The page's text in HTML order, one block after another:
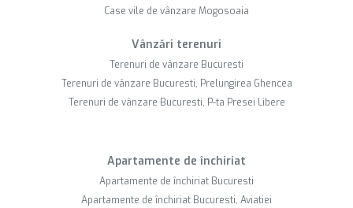
Case vile de vânzare Mogosoaia
Vânzări terenuri
Terenuri de vânzare Bucuresti
Terenuri de vânzare Bucuresti, Prelungirea Ghencea
Terenuri de vânzare Bucuresti, P-ta Presei Libere
Apartamente de închiriat
Apartamente de închiriat Bucuresti
Apartamente de închiriat Bucuresti, Aviatiei